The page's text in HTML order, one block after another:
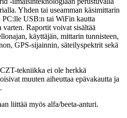
Yhden tai useamman käsimittarin
PC:lle USB:n tai WiFin kautta
Raportit voivat sisältää
käyttäjän, mittarin tunnisteen,
GPS-sijainnin, säteilyspektrit sekä
tekniikka ei ole herkkä
muuten aiheuttaa epävakautta ja
liittää myös alfa/beeta-anturi.